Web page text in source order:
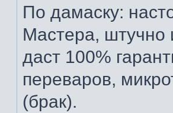
По дамаску:
Мастера, штучно
даст 100%
переваров,
(брак).